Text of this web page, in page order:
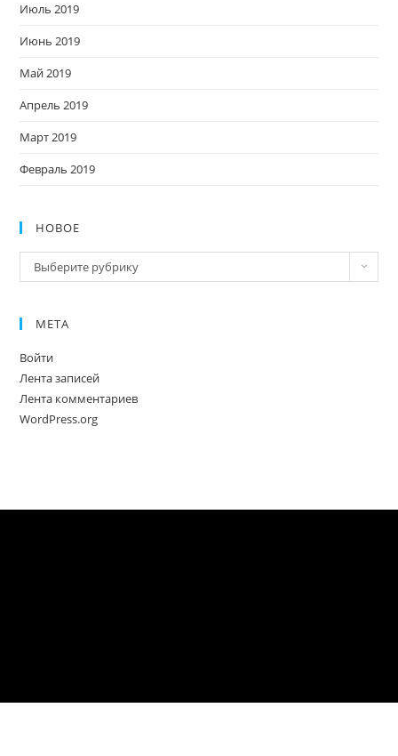
Июль 2019
Июнь 2019
Май 2019
Апрель 2019
Март 2019
Февраль 2019
НОВОЕ
Новое
Выберите рубрику
МЕТА
Войти
Лента записей
Лента комментариев
WordPress.org